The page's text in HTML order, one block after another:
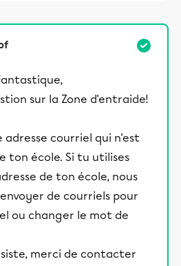
sur la Zone d'entraide!
adresse courriel qui n'est
ton école. Si tu utilises
de ton école, nous
de courriels pour
ou changer le mot de
merci de contacter